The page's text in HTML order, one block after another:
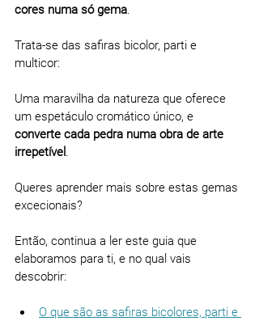
cores numa só gema.
Trata-se das safiras bicolor, parti e
multicor:
Uma maravilha da natureza que oferece
um espetáculo cromático único, e
converte cada pedra numa obra de arte
irrepetível .
Queres aprender mais sobre estas gemas
excecionais?
Então, continua a ler este guia que
elaboramos para ti, e no qual vais
descobrir:
O que são as safiras bicolores, parti e